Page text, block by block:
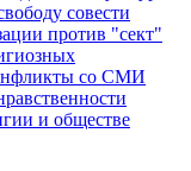
совести
против "сект"
со СМИ
и обществе